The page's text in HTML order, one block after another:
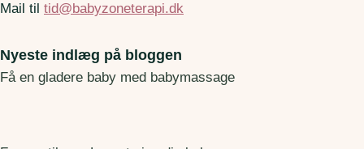
Mail til tid@babyzoneterapi.dk
Nyeste indlæg på bloggen
Få en gladere baby med babymassage